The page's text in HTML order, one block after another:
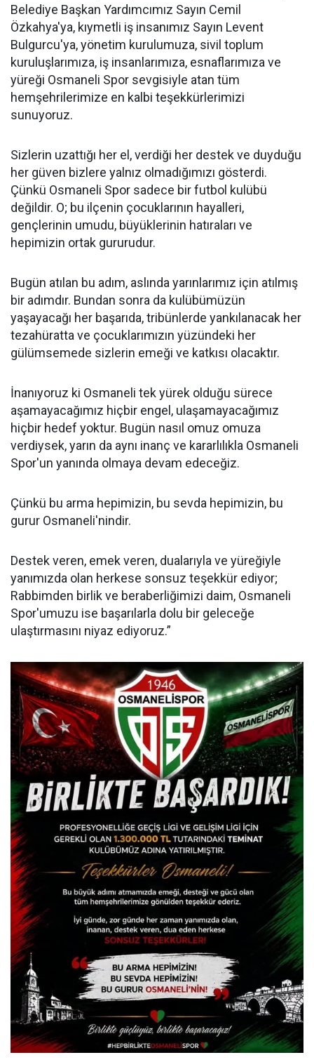
Belediye Başkan Yardımcımız Sayın Cemil
Özkahya'ya, kıymetli iş insanımız Sayın Levent
Bulgurcu'ya, yönetim kurulumuza, sivil toplum
kuruluşlarımıza, iş insanlarımıza, esnaflarımıza ve
yüreği Osmaneli Spor sevgisiyle atan tüm
hemşehrilerimize en kalbi teşekkürlerimizi
sunuyoruz.
Sizlerin uzattığı her el, verdiği her destek ve duyduğu
her güven bizlere yalnız olmadığımızı gösterdi.
Çünkü Osmaneli Spor sadece bir futbol kulübü
değildir. O; bu ilçenin çocuklarının hayalleri,
gençlerinin umudu, büyüklerinin hatıraları ve
hepimizin ortak gururudur.
Bugün atılan bu adım, aslında yarınlarımız için atılmış
bir adımdır. Bundan sonra da kulübümüzün
yaşayacağı her başarıda, tribünlerde yankılanacak her
tezahüratta ve çocuklarımızın yüzündeki her
gülümsemede sizlerin emeği ve katkısı olacaktır.
İnanıyoruz ki Osmaneli tek yürek olduğu sürece
aşamayacağımız hiçbir engel, ulaşamayacağımız
hiçbir hedef yoktur. Bugün nasıl omuz omuza
verdiysek, yarın da aynı inanç ve kararlılıkla Osmaneli
Spor'un yanında olmaya devam edeceğiz.
Çünkü bu arma hepimizin, bu sevda hepimizin, bu
gurur Osmaneli'nindir.
Destek veren, emek veren, dualarıyla ve yüreğiyle
yanımızda olan herkese sonsuz teşekkür ediyor;
Rabbimden birlik ve beraberliğimizi daim, Osmaneli
Spor'umuzu ise başarılarla dolu bir geleceğe
ulaştırmasını niyaz ediyoruz.”